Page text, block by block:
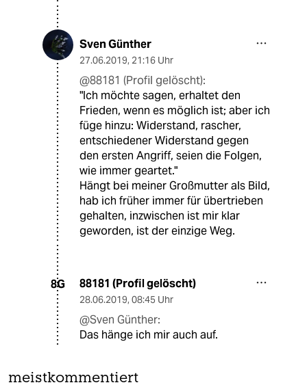
Sven Günther
27.06.2019, 21:16 Uhr
@88181 (Profil gelöscht):
"Ich möchte sagen, erhaltet den
Frieden, wenn es möglich ist; aber ich
füge hinzu: Widerstand, rascher,
entschiedener Widerstand gegen
den ersten Angriff, seien die Folgen,
wie immer geartet."
Hängt bei meiner Großmutter als Bild,
hab ich früher immer für übertrieben
gehalten, inzwischen ist mir klar
geworden, ist der einzige Weg.
8G 88181 (Profil gelöscht)
28.06.2019, 08:45 Uhr
@Sven Günther:
Das hänge ich mir auch auf.
meistkommentiert